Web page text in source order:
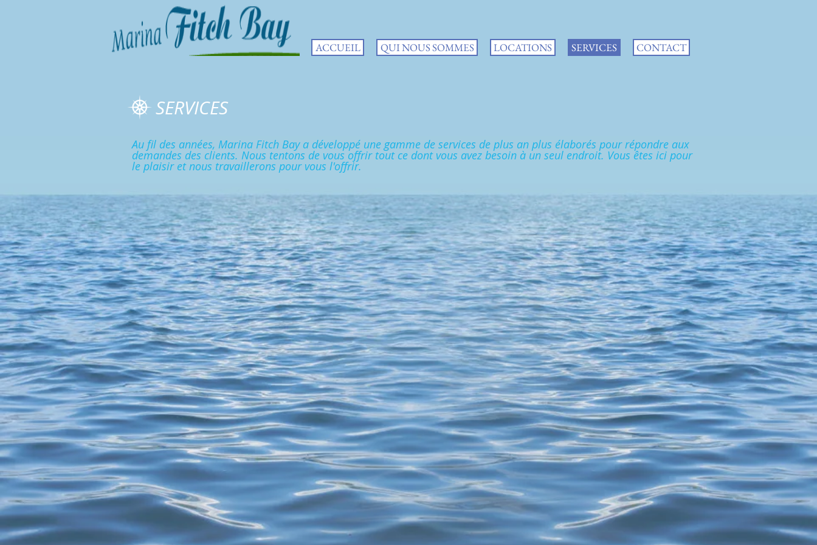
ACCUEIL QUI NOUS SOMMES LOCATIONS SERVICES CONTACT
SERVICES
Au fil des années, Marina Fitch Bay a développé une gamme de services de plus an plus élaborés pour répondre aux
demandes des clients. Nous tentons de vous offrir tout ce dont vous avez besoin à un seul endroit. Vous êtes ici pour
le plaisir et nous travaillerons pour vous l'offrir.